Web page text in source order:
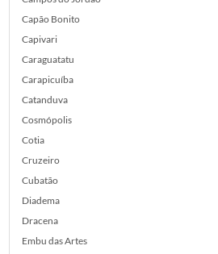
Capão Bonito
Capivari
Caraguatatu
Carapicuíba
Catanduva
Cosmópolis
Cotia
Cruzeiro
Cubatão
Diadema
Dracena
Embu das Artes